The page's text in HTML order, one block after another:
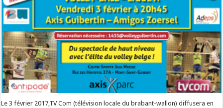
Le 3 février 2017,TV Com (télévision locale du brabant-wallon) diffusera en